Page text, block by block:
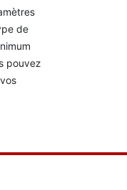
de
pouvez